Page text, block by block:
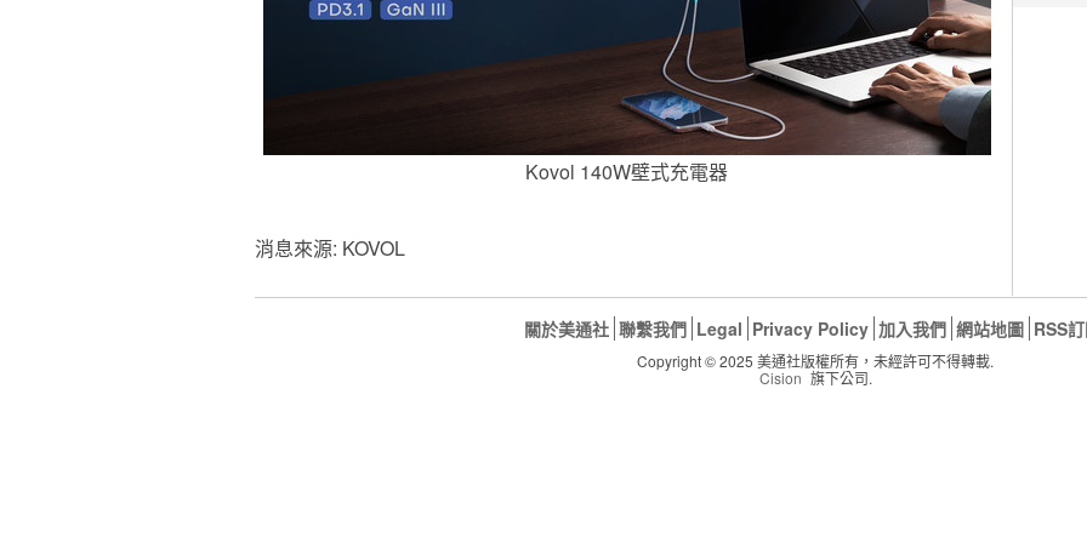
Kovol 140W壁式充電器
消息來源: KOVOL
關於美通社 聯繫我們 Legal Privacy Policy 加入我們 網站地圖 RSS
Copyright © 2025 美通社版權所有，未經許可不得轉載.
Cision 旗下公司.